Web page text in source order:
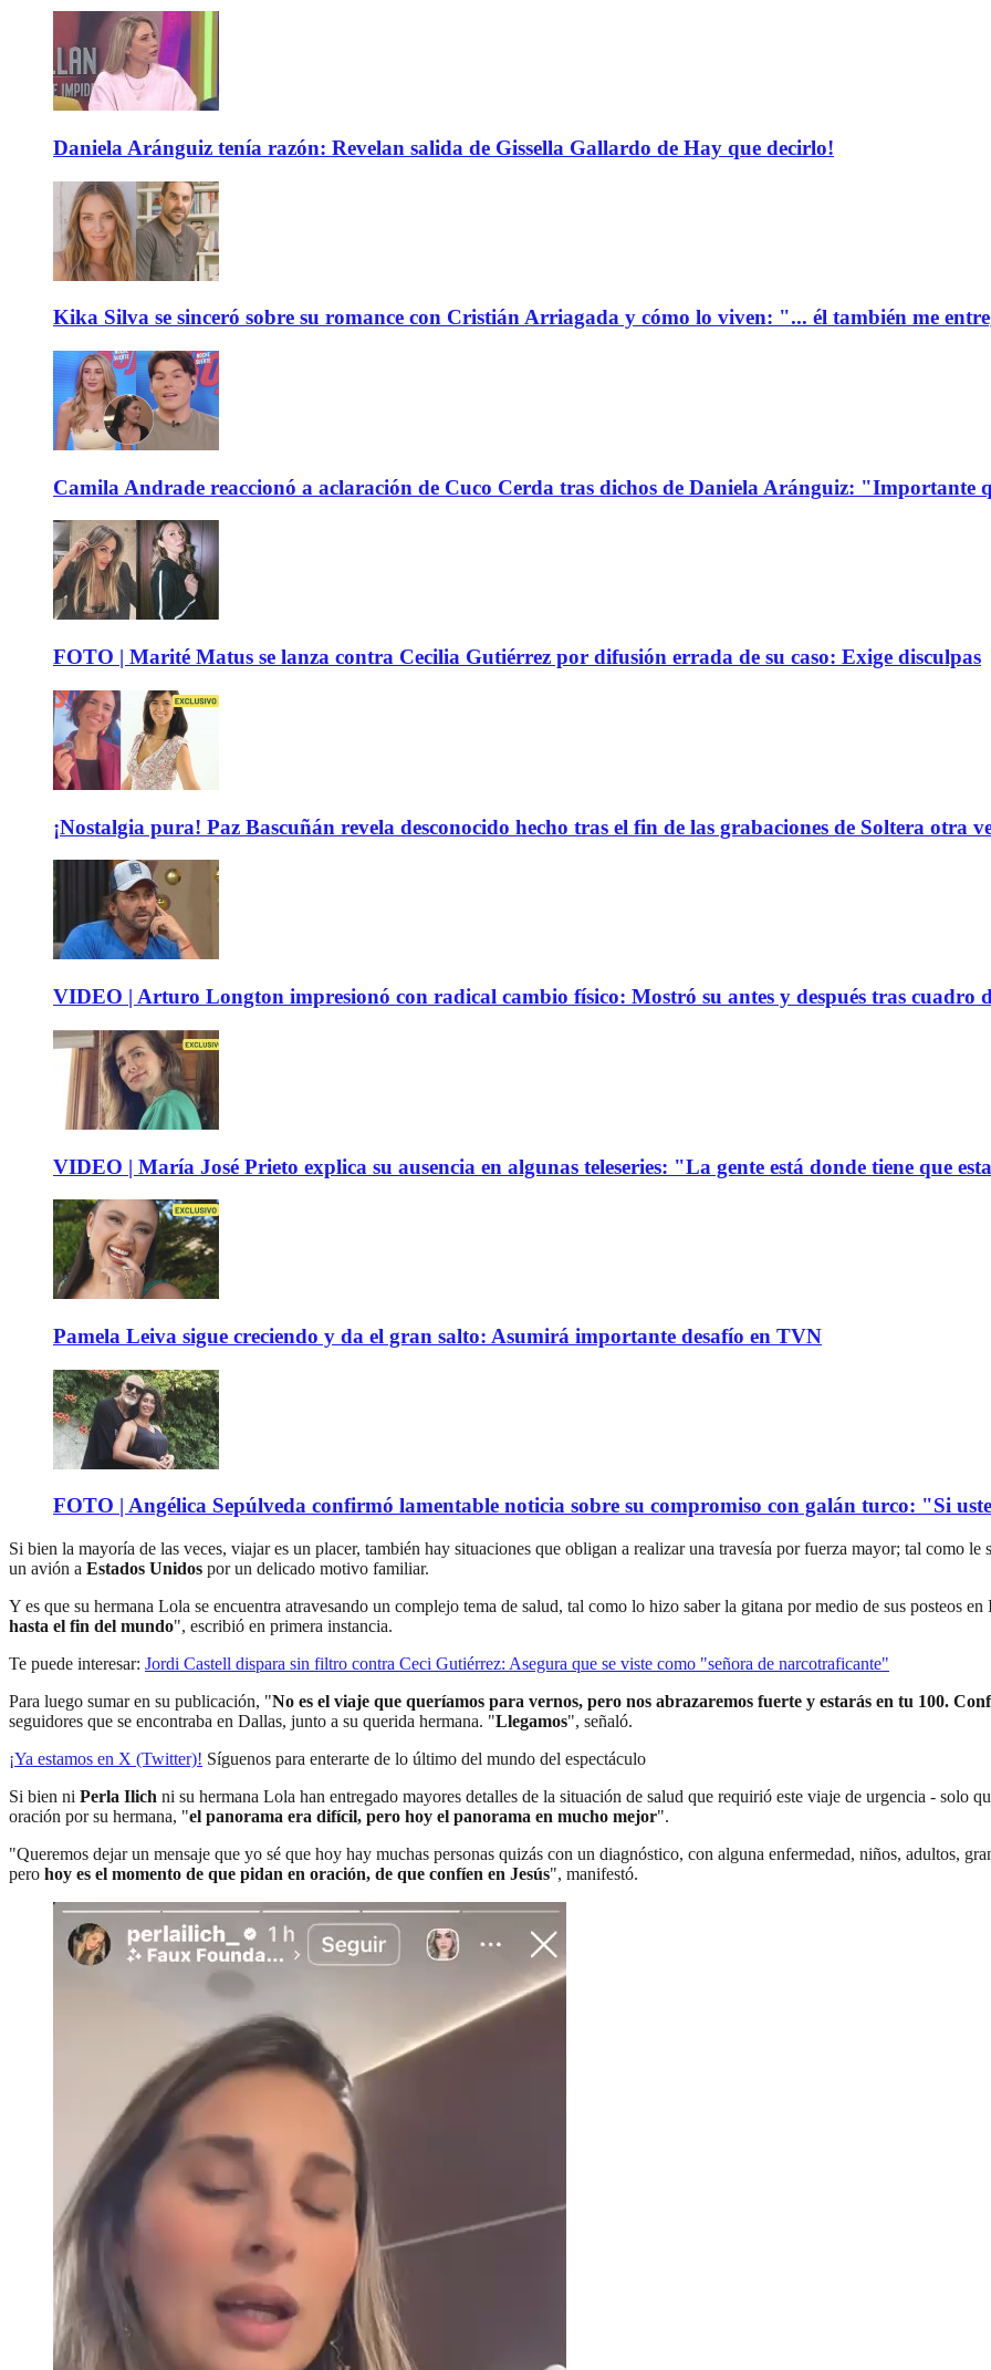
Daniela Aránguiz tenía razón: Revelan salida de Gissella Gallardo de Hay que decirlo!
Kika Silva se sinceró sobre su romance con Cristián Arriagada y cómo lo viven: "... él también me
Camila Andrade reaccionó a aclaración de Cuco Cerda tras dichos de Daniela Aránguiz: "Importante
FOTO | Marité Matus se lanza contra Cecilia Gutiérrez por difusión errada de su caso: Exige disculpas
¡Nostalgia pura! Paz Bascuñán revela desconocido hecho tras el fin de las grabaciones de Soltera otra
VIDEO | Arturo Longton impresionó con radical cambio físico: Mostró su antes y después tras cuadro
VIDEO | María José Prieto explica su ausencia en algunas teleseries: "La gente está donde tiene que
Pamela Leiva sigue creciendo y da el gran salto: Asumirá importante desafío en TVN
FOTO | Angélica Sepúlveda confirmó lamentable noticia sobre su compromiso con galán turco: "Si
Si bien la mayoría de las veces, viajar es un placer, también hay situaciones que obligan a realizar una travesía por fuerza mayor; tal como le
un avión a Estados Unidos por un delicado motivo familiar.
Y es que su hermana Lola se encuentra atravesando un complejo tema de salud, tal como lo hizo saber la gitana por medio de sus posteos en
hasta el fin del mundo", escribió en primera instancia.
Te puede interesar: Jordi Castell dispara sin filtro contra Ceci Gutiérrez: Asegura que se viste como "señora de narcotraficante"
Para luego sumar en su publicación, "No es el viaje que queríamos para vernos, pero nos abrazaremos fuerte y estarás en tu 100.
seguidores que se encontraba en Dallas, junto a su querida hermana. "Llegamos", señaló.
¡Ya estamos en X (Twitter)! Síguenos para enterarte de lo último del mundo del espectáculo
Si bien ni Perla Ilich ni su hermana Lola han entregado mayores detalles de la situación de salud que requirió este viaje de urgencia - solo
oración por su hermana, "el panorama era difícil, pero hoy el panorama en mucho mejor".
"Queremos dejar un mensaje que yo sé que hoy hay muchas personas quizás con un diagnóstico, con alguna enfermedad, niños, adultos,
pero hoy es el momento de que pidan en oración, de que confíen en Jesús", manifestó.